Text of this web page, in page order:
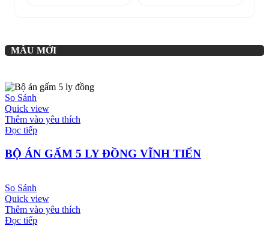
MẪU MỚI
So Sánh
Quick view
Thêm vào yêu thích
Đọc tiếp
BỘ ÁN GẤM 5 LY ĐỒNG VĨNH TIẾN
So Sánh
Quick view
Thêm vào yêu thích
Đọc tiếp